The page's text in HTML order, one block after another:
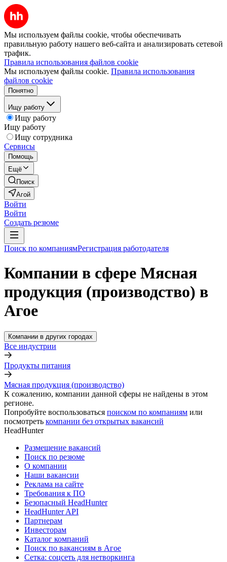
Мы используем файлы cookie, чтобы обеспечивать
правильную работу нашего веб-сайта и анализировать сетевой
трафик.
Правила использования файлов cookie
Мы используем файлы cookie. Правила использования
файлов cookie
Понятно
Ищу работу
Ищу работу
Ищу работу
Ищу сотрудника
Сервисы
Помощь
Ещё
Поиск
Агой
Войти
Войти
Создать резюме
Поиск по компаниямРегистрация работодателя
Компании в сфере Мясная
продукция (производство) в
Агое
Компании в других городах
Все индустрии
Продукты питания
Мясная продукция (производство)
К сожалению, компании данной сферы не найдены в этом
регионе.
Попробуйте воспользоваться поиском по компаниям или
посмотреть компании без открытых вакансий
HeadHunter
Размещение вакансий
Поиск по резюме
О компании
Наши вакансии
Реклама на сайте
Требования к ПО
Безопасный HeadHunter
HeadHunter API
Партнерам
Инвесторам
Каталог компаний
Поиск по вакансиям в Агое
Сетка: соцсеть для нетворкинга